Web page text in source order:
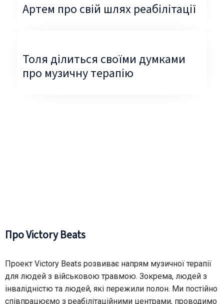
Артем про свій шлях реабілітації
Толя ділиться своїми думками
про музичну терапію
Про Victory Beats
Проект Victory Beats розвиває напрям музичної терапії
для людей з військовою травмою. Зокрема, людей з
інвалідністю та людей, які пережили полон. Ми постійно
співпрацюємо з реабілітаційними центрами, проводимо